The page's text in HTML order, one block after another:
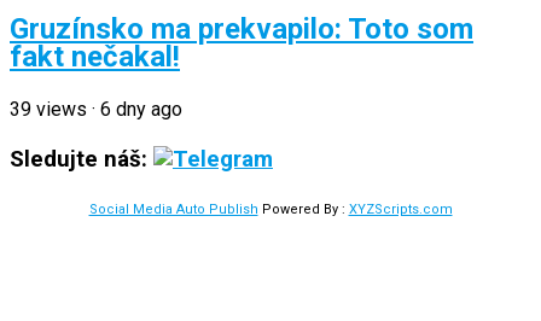
Gruzínsko ma prekvapilo: Toto som
fakt nečakal!
39 views · 6 dny ago
Sledujte náš:
Social Media Auto Publish Powered By : XYZScripts.com